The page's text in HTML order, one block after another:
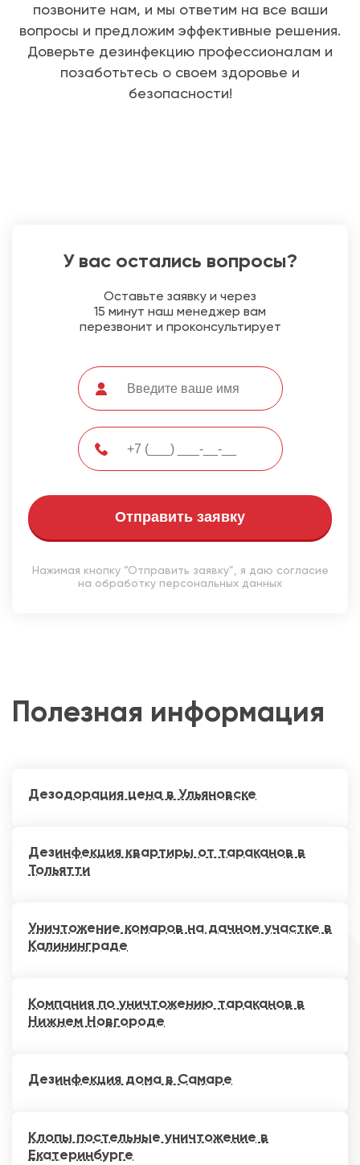
позвоните нам, и мы ответим на все ваши
вопросы и предложим эффективные решения.
Доверьте дезинфекцию профессионалам и
позаботьтесь о своем здоровье и
безопасности!
У вас остались вопросы?
Оставьте заявку и через
15 минут наш менеджер вам
перезвонит и проконсультирует
Отправить заявку
Нажимая кнопку “Отправить заявку”, я даю согласие
на обработку персональных данных
Полезная информация
Дезодорация цена в Ульяновске
Дезинфекция квартиры от тараканов в
Тольятти
Уничтожение комаров на дачном участке в
Калининграде
Компания по уничтожению тараканов в
Нижнем Новгороде
Дезинфекция дома в Самаре
Клопы постельные уничтожение в
Екатеринбурге